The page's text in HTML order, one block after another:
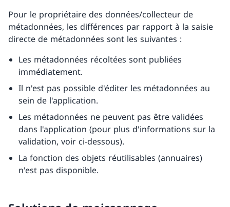
Pour le propriétaire des données/collecteur de
métadonnées, les différences par rapport à la saisie
directe de métadonnées sont les suivantes :
Les métadonnées récoltées sont publiées
immédiatement.
Il n'est pas possible d'éditer les métadonnées au
sein de l'application.
Les métadonnées ne peuvent pas être validées
dans l'application (pour plus d'informations sur la
validation, voir ci-dessous).
La fonction des objets réutilisables (annuaires)
n'est pas disponible.